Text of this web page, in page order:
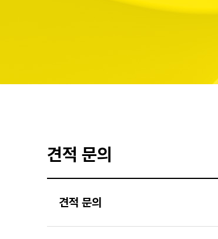
견적 문의
견적 문의